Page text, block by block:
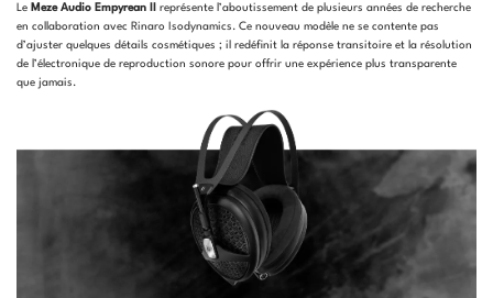
Le Meze Audio Empyrean II
représente l’aboutissement de plusieurs années de recherche
en collaboration avec Rinaro Isodynamics. Ce nouveau modèle ne se contente pas
d’ajuster quelques détails cosmétiques ; il redéfinit la réponse transitoire et la résolution
de l’électronique de reproduction sonore pour offrir une expérience plus transparente
que jamais.